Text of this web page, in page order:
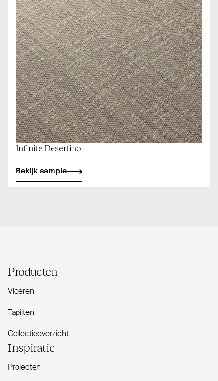
Infinite Desertino
Bekijk sample
Producten
Vloeren
Tapijten
Collectieoverzicht
Inspiratie
Projecten